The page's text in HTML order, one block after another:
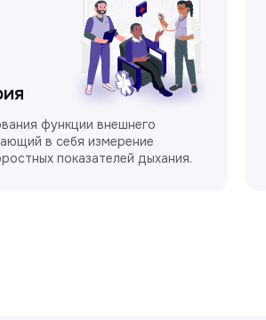
функции внешнего
в себя измерение
показателей дыхания.